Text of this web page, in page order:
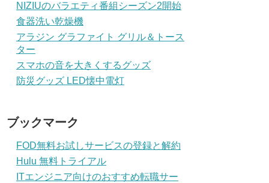
NIZIUのバラエティ番組シーズン2開始
食器洗い乾燥機
アラジン グラファイト グリル＆トース
ター
スマホの音を大きくするグッズ
防災グッズ LED懐中電灯
ブックマーク
FOD無料お試しサービスの登録と解約
Hulu 無料トライアル
ITエンジニア向けのおすすめ転職サー